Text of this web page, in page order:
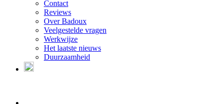
Contact
Reviews
Over Badoux
Veelgestelde vragen
Werkwijze
Het laatste nieuws
Duurzaamheid